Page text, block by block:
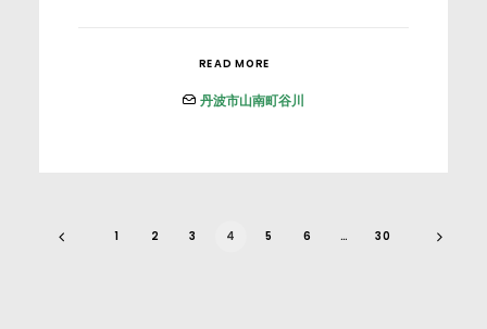
READ MORE
丹波市山南町谷川
1 2 3 4 5 6 … 30